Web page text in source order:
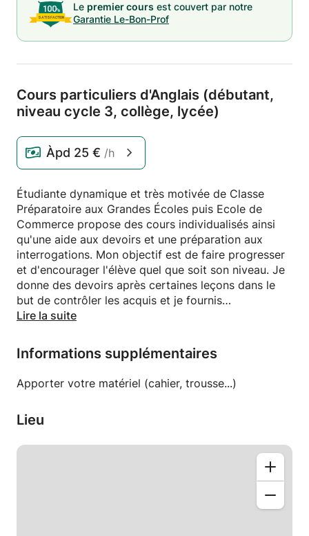
Le premier cours est couvert par notre
Garantie Le-Bon-Prof
Cours particuliers d'Anglais (débutant,
niveau cycle 3, collège, lycée)
Àpd 25 € /h
Étudiante dynamique et très motivée de Classe
Préparatoire aux Grandes Écoles puis Ecole de
Commerce propose des cours individualisés ainsi
qu'une aide aux devoirs et une préparation aux
interrogations. Mon objectif est de faire progresser
et d'encourager l'élève quel que soit son niveau. Je
donne des devoirs après certaines leçons dans le
but de contrôler les acquis et je fournis
régulièrement des rapports d'avancement.
Lire la suite
Informations supplémentaires
Apporter votre matériel (cahier, trousse...)
Lieu